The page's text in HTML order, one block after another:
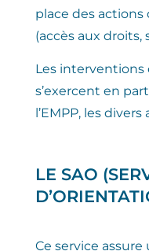
place des
(accès aux droits,
Les interventions
s’exercent en
l’EMPP, les
LE SAO
Ce service